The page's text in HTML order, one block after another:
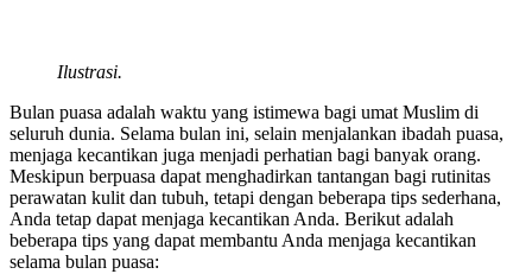
Ilustrasi.
Bulan puasa adalah waktu yang istimewa bagi umat Muslim di
seluruh dunia. Selama bulan ini, selain menjalankan ibadah puasa,
menjaga kecantikan juga menjadi perhatian bagi banyak orang.
Meskipun berpuasa dapat menghadirkan tantangan bagi rutinitas
perawatan kulit dan tubuh, tetapi dengan beberapa tips sederhana,
Anda tetap dapat menjaga kecantikan Anda. Berikut adalah
beberapa tips yang dapat membantu Anda menjaga kecantikan
selama bulan puasa: